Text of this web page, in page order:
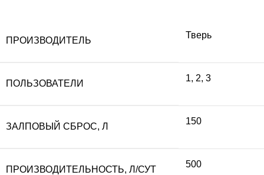
ПРОИЗВОДИТЕЛЬ
Тверь
ПОЛЬЗОВАТЕЛИ
1, 2, 3
ЗАЛПОВЫЙ СБРОС, Л
150
ПРОИЗВОДИТЕЛЬНОСТЬ, Л/СУТ
500